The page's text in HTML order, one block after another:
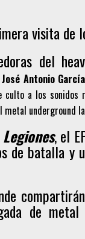
visita de
del
José Antonio
a los
metal underground
Legiones, el
de batalla y
de